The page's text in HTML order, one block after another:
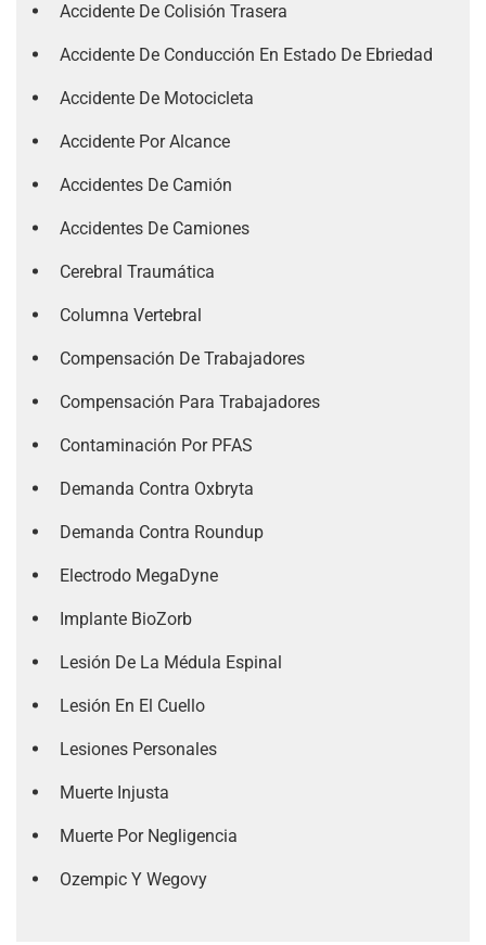
Accidente De Colisión Trasera
Accidente De Conducción En Estado De Ebriedad
Accidente De Motocicleta
Accidente Por Alcance
Accidentes De Camión
Accidentes De Camiones
Cerebral Traumática
Columna Vertebral
Compensación De Trabajadores
Compensación Para Trabajadores
Contaminación Por PFAS
Demanda Contra Oxbryta
Demanda Contra Roundup
Electrodo MegaDyne
Implante BioZorb
Lesión De La Médula Espinal
Lesión En El Cuello
Lesiones Personales
Muerte Injusta
Muerte Por Negligencia
Ozempic Y Wegovy